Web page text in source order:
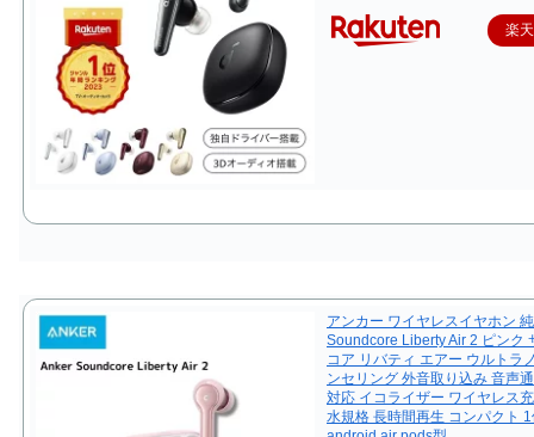
楽
アンカー ワイヤレスイヤホン
Soundcore Liberty Air 2 ピンク
コア リバティ エアー ウルトラ
ンセリング 外音取り込み 音声
対応 イコライザー ワイヤレス
水規格 長時間再生 コンパクト